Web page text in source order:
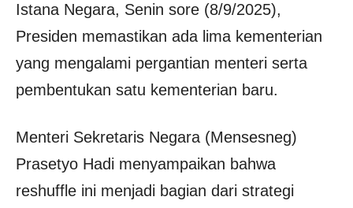
Istana Negara, Senin sore (8/9/2025),
Presiden memastikan ada lima kementerian
yang mengalami pergantian menteri serta
pembentukan satu kementerian baru.
Menteri Sekretaris Negara (Mensesneg)
Prasetyo Hadi menyampaikan bahwa
reshuffle ini menjadi bagian dari strategi